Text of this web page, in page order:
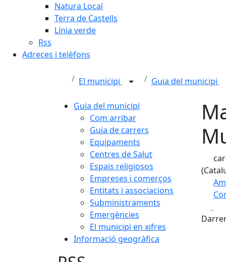
Natura Local
Terra de Castells
Línia verde
Rss
Adreces i telèfons
El municipi Guia del municipi
Guia del municipi
Com arribar
Guia de carrers
Equipaments
Centres de Salut
Espais religiosos
Empreses i comerços
Entitats i associacions
Subministraments
Emergències
El municipi en xifres
Informació geogràfica
+